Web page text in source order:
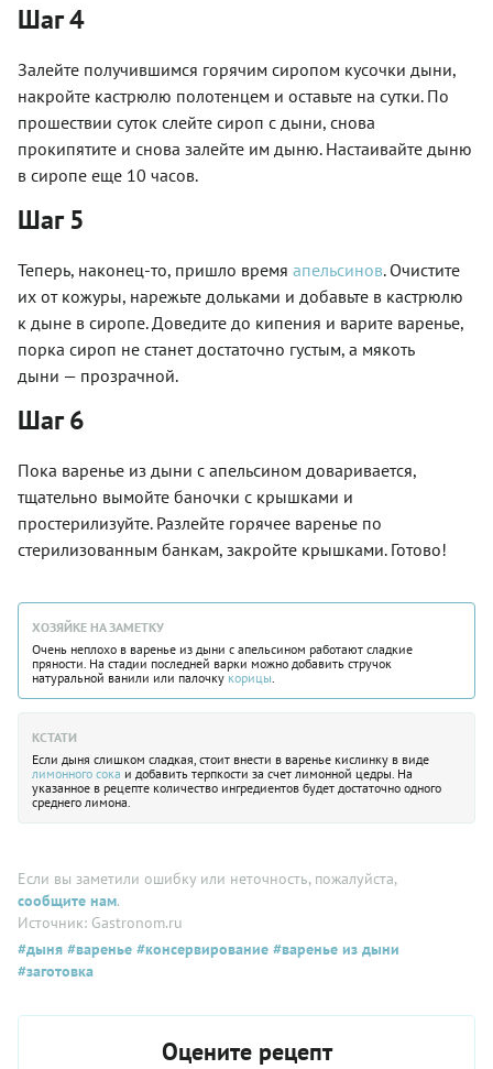
Шаг 4
Залейте получившимся горячим сиропом кусочки дыни,
накройте кастрюлю полотенцем и оставьте на сутки. По
прошествии суток слейте сироп с дыни, снова
прокипятите и снова залейте им дыню. Настаивайте дыню
в сиропе еще 10 часов.
Шаг 5
Теперь, наконец-то, пришло время апельсинов. Очистите
их от кожуры, нарежьте дольками и добавьте в кастрюлю
к дыне в сиропе. Доведите до кипения и варите варенье,
порка сироп не станет достаточно густым, а мякоть
дыни — прозрачной.
Шаг 6
Пока варенье из дыни с апельсином доваривается,
тщательно вымойте баночки с крышками и
простерилизуйте. Разлейте горячее варенье по
стерилизованным банкам, закройте крышками. Готово!
ХОЗЯЙКЕ НА ЗАМЕТКУ
Очень неплохо в варенье из дыни с апельсином работают сладкие
пряности. На стадии последней варки можно добавить стручок
натуральной ванили или палочку корицы
КСТАТИ
Если дыня слишком сладкая, стоит внести в варенье кислинку в виде
лимонного сока и добавить терпкости за счет лимонной цедры. На
указанное в рецепте количество ингредиентов будет достаточно одного
среднего лимона.
Если вы заметили ошибку или неточность, пожалуйста,
сообщите нам.
Источник: Gastronom.ru
#дыня #варенье #консервирование #варенье из дыни
#заготовка
Оцените рецепт